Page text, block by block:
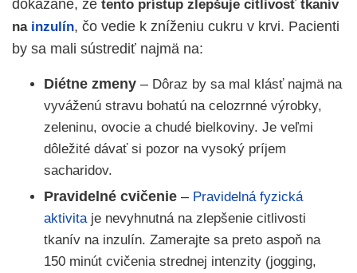
dokázané, že tento prístup zlepšuje citlivosť tkanív
na inzulín, čo vedie k zníženiu cukru v krvi. Pacienti
by sa mali sústrediť najmä na:
Diétne zmeny – Dôraz by sa mal klásť najmä na
vyváženú stravu bohatú na celozrnné výrobky,
zeleninu, ovocie a chudé bielkoviny. Je veľmi
dôležité dávať si pozor na vysoký príjem
sacharidov.
Pravidelné cvičenie – Pravidelná fyzická
aktivitaje nevyhnutná na zlepšenie citlivosti
tkanív na inzulín. Zamerajte sa preto aspoň na
150 minút cvičenia strednej intenzity (jogging,